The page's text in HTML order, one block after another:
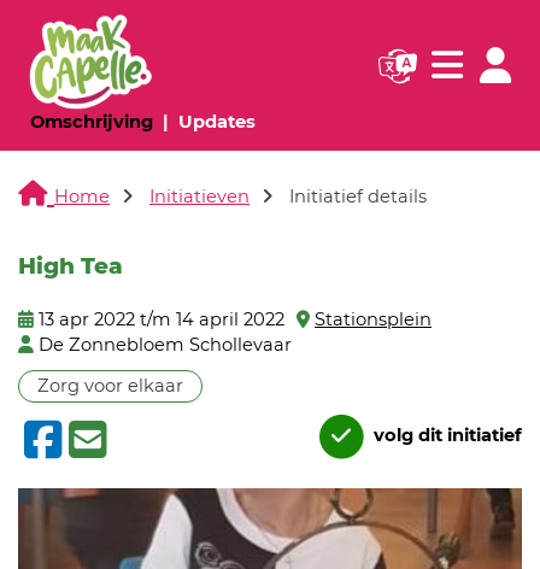
Omschrijving(huidige pagina)
Updates(huidige pagina)
Navigatie
Home Initiatieven Initiatief details
High Tea
13 apr 2022 t/m 14 april 2022
Stationsplein
De Zonnebloem Schollevaar
Zorg voor elkaar
volg dit initiatief